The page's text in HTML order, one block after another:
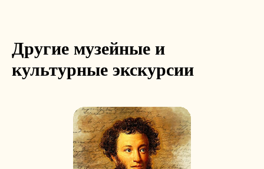
Другие музейные и
культурные экскурсии